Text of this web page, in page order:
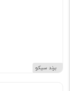
برند سیکو